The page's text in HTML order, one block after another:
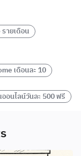
ายเดือน
เดือนละ 10
ออนไลน์วันละ 500 ฟรี